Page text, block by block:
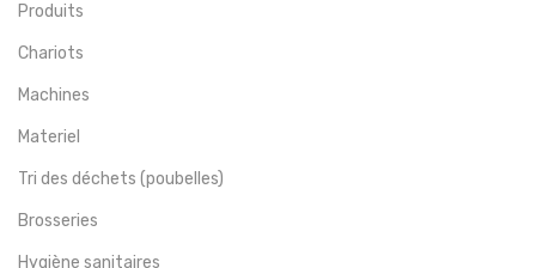
Produits
Chariots
Machines
Materiel
Tri des déchets (poubelles)
Brosseries
Hygiène sanitaires